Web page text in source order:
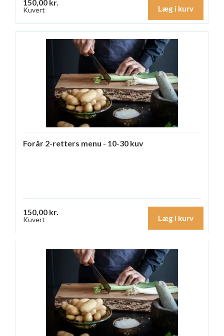
150,00 kr.
Kuvert Læg i kurv
Forår 2-retters menu - 10-30 kuv
150,00 kr.
Kuvert Læg i kurv